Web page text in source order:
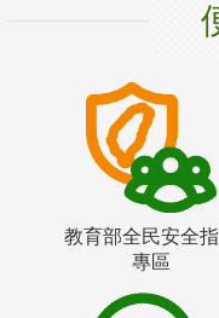
教育部全民安全指
專區